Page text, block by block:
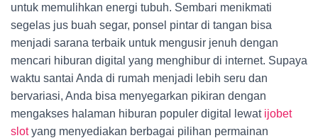
untuk memulihkan energi tubuh. Sembari menikmati
segelas jus buah segar, ponsel pintar di tangan bisa
menjadi sarana terbaik untuk mengusir jenuh dengan
mencari hiburan digital yang menghibur di internet. Supaya
waktu santai Anda di rumah menjadi lebih seru dan
bervariasi, Anda bisa menyegarkan pikiran dengan
mengakses halaman hiburan populer digital lewat ijobet
slotyang menyediakan berbagai pilihan permainan